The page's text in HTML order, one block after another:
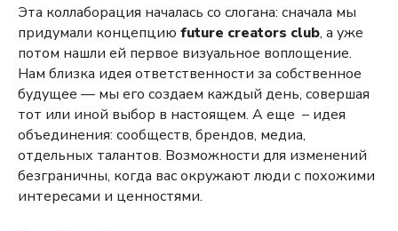
Эта коллаборация началась со слогана: сначала мы
придумали концепцию future creators club, а уже
потом нашли ей первое визуальное воплощение.
Нам близка идея ответственности за собственное
будущее — мы его создаем каждый день, совершая
тот или иной выбор в настоящем. А еще – идея
объединения: сообществ, брендов, медиа,
отдельных талантов. Возможности для изменений
безграничны, когда вас окружают люди с похожими
интересами и ценностями.